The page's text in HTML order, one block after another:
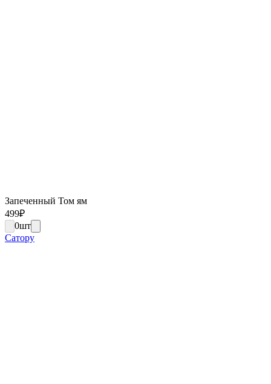
Запеченный Том ям
499₽
0шт
Сатору